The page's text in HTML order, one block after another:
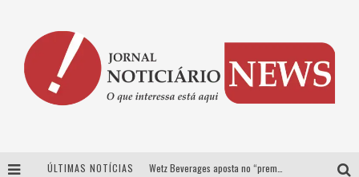
ÚLTIMAS NOTÍCIAS